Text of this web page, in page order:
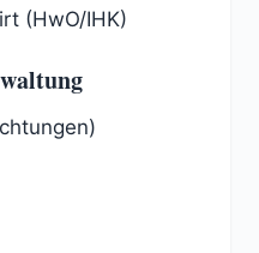
(HwO/IHK)